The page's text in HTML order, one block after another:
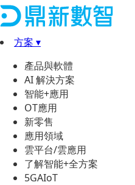
方案 ▾
產品與軟體
AI 解決方案
智能+應用
OT應用
新零售
應用領域
雲平台/雲應用
了解智能+全方案
5GAIoT